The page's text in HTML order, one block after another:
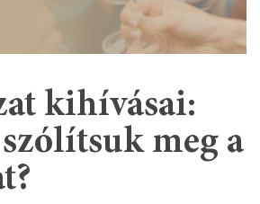
kihívásai:
meg a